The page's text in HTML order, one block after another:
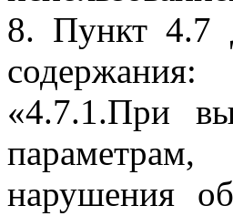
8. Пункт 4.7
содержания:
«4.7.1.При
нарушения